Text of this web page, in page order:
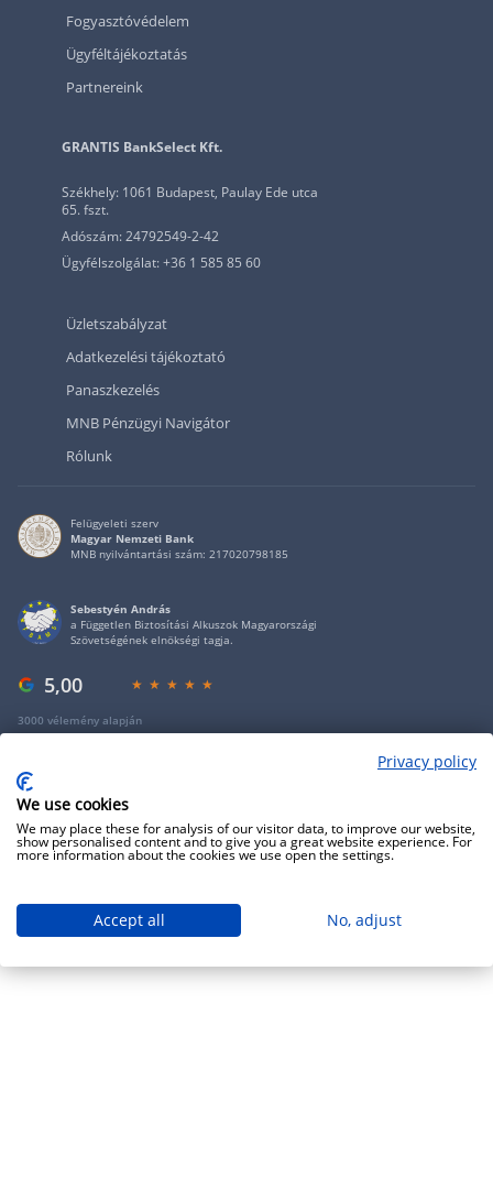
Fogyasztóvédelem
Ügyféltájékoztatás
Partnereink
GRANTIS BankSelect Kft.
Székhely: 1061 Budapest, Paulay Ede utca
65. fszt.
Adószám: 24792549-2-42
Ügyfélszolgálat: +36 1 585 85 60
Üzletszabályzat
Adatkezelési tájékoztató
Panaszkezelés
MNB Pénzügyi Navigátor
Rólunk
Felügyeleti szerv
Magyar Nemzeti Bank
MNB nyilvántartási szám: 217020798185
Sebestyén András
a Független Biztosítási Alkuszok Magyarországi
Szövetségének elnökségi tagja.
5,00
3000 vélemény alapján
Copyright 2009 - 2026 - Minden jog fenntartva - GRANTIS Hungary Zrt
Privacy policy
We use cookies
We may place these for analysis of our visitor data, to improve our website,
show personalised content and to give you a great website experience. For
more information about the cookies we use open the settings.
Accept all No, adjust